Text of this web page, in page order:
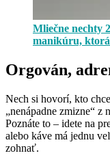
Mliečne nechty
manikúru,
Orgován,
Nech si hovorí, kto
„nenápadne zmizne“ z
Poznáte to – idete na
alebo káve má jednu
zohnať.